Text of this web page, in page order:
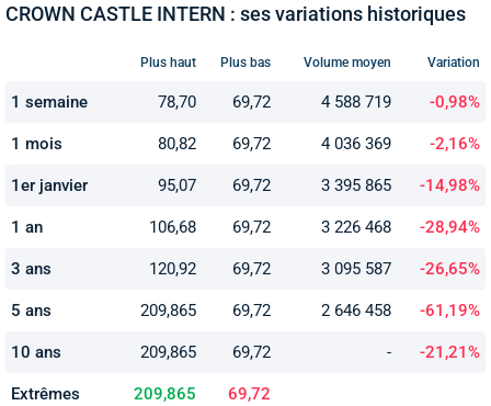
CROWN CASTLE INTERN : ses variations historiques
Plus haut Plus bas Volume moyen Variation
1 semaine 78,70 69,72 4 588 719 -0,98%
1 mois 80,82 69,72 4 036 369 -2,16%
1er janvier 95,07 69,72 3 395 865 -14,98%
1 an 106,68 69,72 3 226 468 -28,94%
3 ans 120,92 69,72 3 095 587 -26,65%
5 ans 209,865 69,72 2 646 458 -61,19%
10 ans 209,865 69,72 - -21,21%
Extrêmes 209,865 69,72